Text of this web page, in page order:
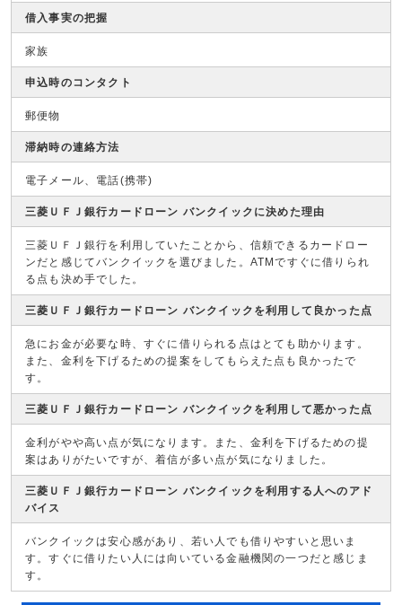
借入事実の把握
家族
申込時のコンタクト
郵便物
滞納時の連絡方法
電子メール、電話(携帯)
三菱ＵＦＪ銀行カードローン バンクイックに決めた理由
三菱ＵＦＪ銀行を利用していたことから、信頼できるカードロー
ンだと感じてバンクイックを選びました。ATMですぐに借りられ
る点も決め手でした。
三菱ＵＦＪ銀行カードローン バンクイックを利用して良かった点
急にお金が必要な時、すぐに借りられる点はとても助かります。
また、金利を下げるための提案をしてもらえた点も良かったで
す。
三菱ＵＦＪ銀行カードローン バンクイックを利用して悪かった点
金利がやや高い点が気になります。また、金利を下げるための提
案はありがたいですが、着信が多い点が気になりました。
三菱ＵＦＪ銀行カードローン バンクイックを利用する人へのアド
バイス
バンクイックは安心感があり、若い人でも借りやすいと思いま
す。すぐに借りたい人には向いている金融機関の一つだと感じま
す。